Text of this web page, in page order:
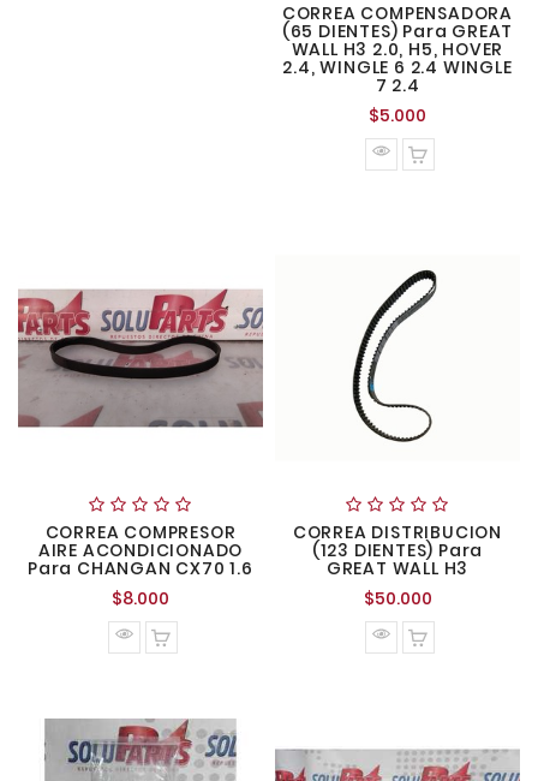
CORREA COMPENSADORA
(65 DIENTES) Para GREAT
WALL H3 2.0, H5, HOVER
2.4, WINGLE 6 2.4 WINGLE
7 2.4
$5.000
normal
CORREA COMPRESOR
AIRE ACONDICIONADO
Para CHANGAN CX70 1.6
$8.000
normal
CORREA DISTRIBUCION
(123 DIENTES) Para
GREAT WALL H3
$50.000Precio
normal